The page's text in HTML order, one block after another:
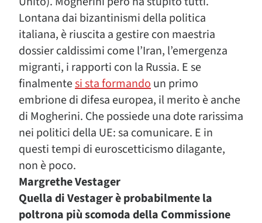
Lontana dai bizantinismi della politica
italiana, è riuscita a gestire con maestria
dossier caldissimi come l’Iran, l’emergenza
migranti, i rapporti con la Russia. E se
finalmentesi sta formandoun primo
embrione di difesa europea, il merito è anche
di Mogherini. Che possiede una dote rarissima
nei politici della UE: sa comunicare. E in
questi tempi di euroscetticismo dilagante,
non è poco.
Margrethe Vestager
Quella di Vestager è probabilmente la
poltrona più scomoda della Commissione